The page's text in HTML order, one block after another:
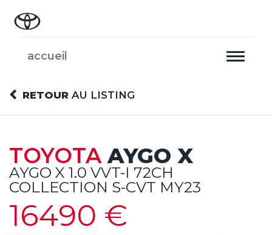
Toggle
accueil
RETOUR AU LISTING
TOYOTAAYGO X
AYGO X 1.0 VVT-I 72CH
COLLECTION S-CVT MY23
16490 €